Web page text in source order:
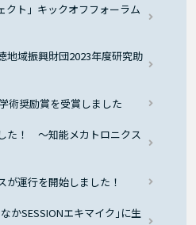
クト」キックオフフォーラム
地域振興財団2023年度研究助
術奨励賞を受賞しました
た！ ～知能メカトロニクス
運行を開始しました！
かSESSIONエキマイク｣に生